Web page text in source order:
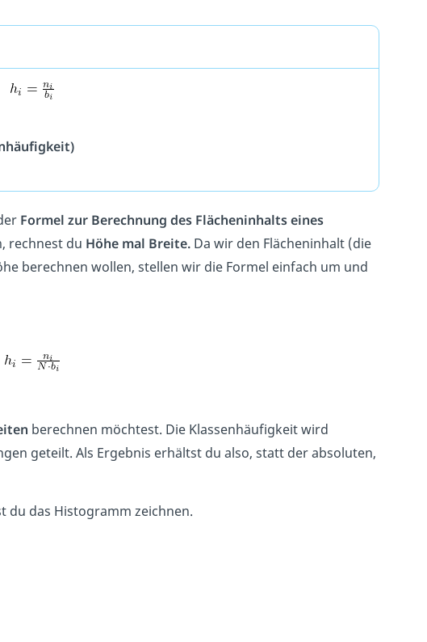
Formel zur Berechnung des Flächeninhalts eines
rechnest du Höhe mal Breite.Da wir den Flächeninhalt (die
berechnen wollen, stellen wir die Formel einfach um und
berechnen möchtest. Die Klassenhäufigkeit wird
geteilt. Als Ergebnis erhältst du also, statt der absoluten,
du das Histogramm zeichnen.